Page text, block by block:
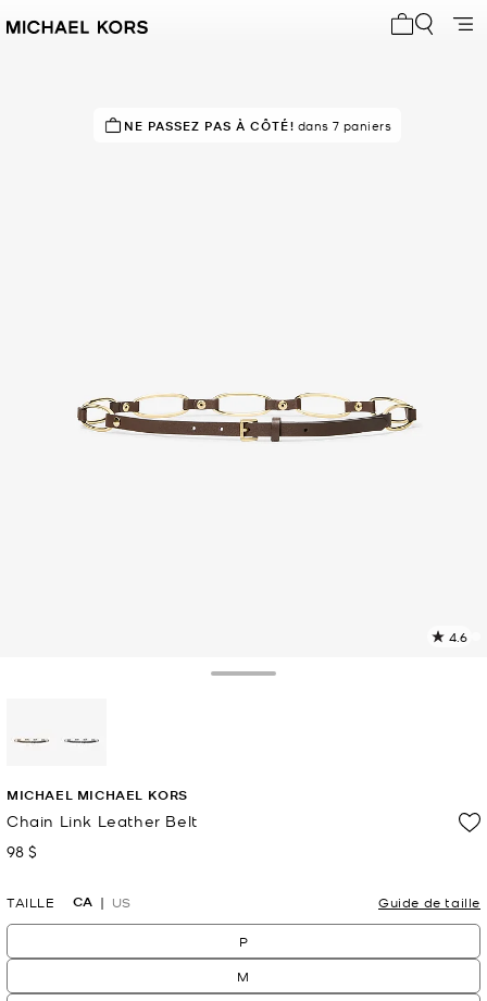
NE PASSEZ PAS À CÔTÉ! dans 7 paniers
4.6
MICHAEL MICHAEL KORS
Chain Link Leather Belt
maintenant
98 $
TAILLE CA US Guide de taille
P
M